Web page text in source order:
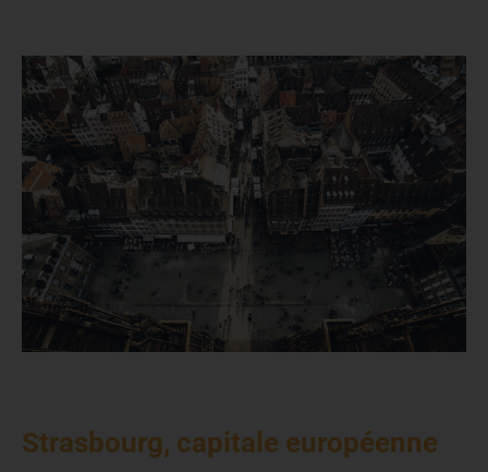
Strasbourg, capitale européenne